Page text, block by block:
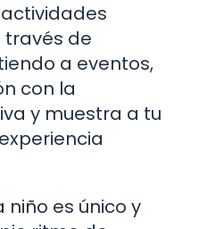
actividades
través de
a eventos,
con la
y muestra a tu
niño es único y